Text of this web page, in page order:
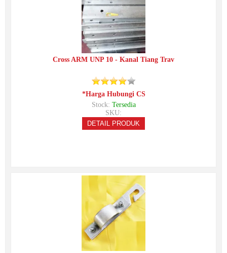
Cross ARM UNP 10 - Kanal Tiang Trav
*Harga Hubungi CS
Stock: Tersedia
SKU:
DETAIL PRODUK